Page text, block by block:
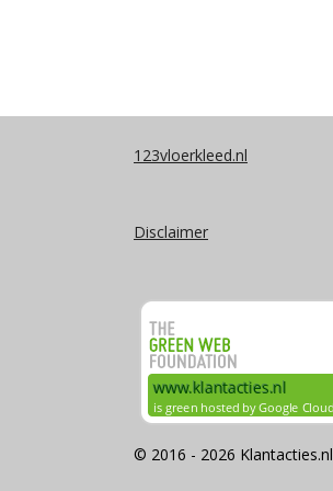
123vloerkleed.nl
Disclaimer
© 2016 - 2026 Klantacties.nl